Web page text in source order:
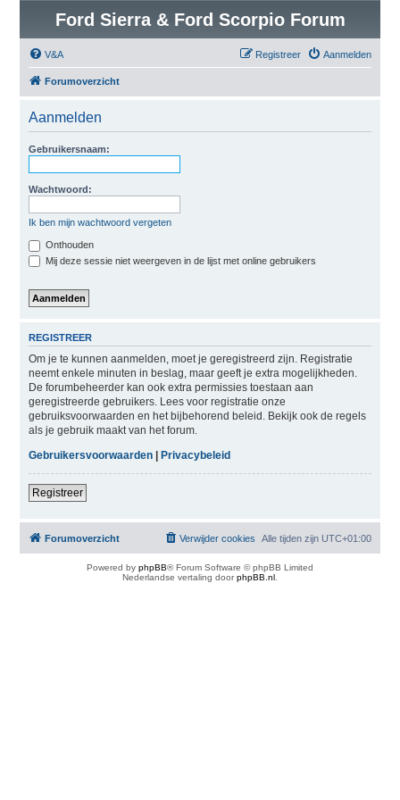
Ford Sierra & Ford Scorpio Forum
V&A Aanmelden
Registreer
Forumoverzicht
Aanmelden
Gebruikersnaam:
Wachtwoord:
Ik ben mijn wachtwoord vergeten
Onthouden
Mij deze sessie niet weergeven in de lijst met online gebruikers
REGISTREER
Om je te kunnen aanmelden, moet je geregistreerd zijn. Registratie
neemt enkele minuten in beslag, maar geeft je extra mogelijkheden.
De forumbeheerder kan ook extra permissies toestaan aan
geregistreerde gebruikers. Lees voor registratie onze
gebruiksvoorwaarden en het bijbehorend beleid. Bekijk ook de regels
als je gebruik maakt van het forum.
Gebruikersvoorwaarden| Privacybeleid
Registreer
Forumoverzicht Alle tijden zijn UTC+01:00
Verwijder cookies
Powered by phpBB® Forum Software © phpBB Limited
Nederlandse vertaling doorphpBB.nl